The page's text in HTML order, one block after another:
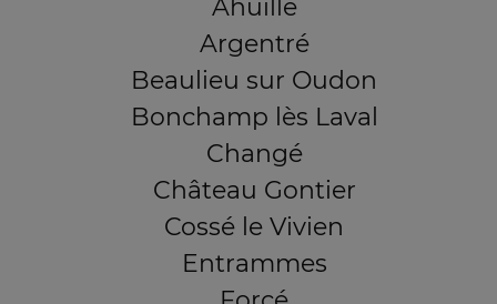
Ahuillé
Argentré
Beaulieu sur Oudon
Bonchamp lès Laval
Changé
Château Gontier
Cossé le Vivien
Entrammes